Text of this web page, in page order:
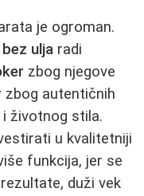
je ogroman.
ulja radi
zbog njegove
zbog autentičnih
životnog stila.
u kvalitetniji
funkcija, jer se
duži vek